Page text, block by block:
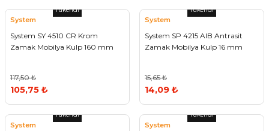
Tükendi
System
System SY 4510 CR Krom
Zamak Mobilya Kulp 160 mm
117,50 ₺
105,75 ₺
Tükendi
System
System SP 4215 AIB Antrasit
Zamak Mobilya Kulp 16 mm
15,65 ₺
14,09 ₺
Tükendi
System
Tükendi
System